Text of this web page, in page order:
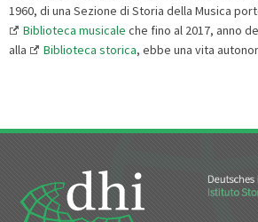
1960, di una Sezione di Storia della Musica
Biblioteca musicale che fino al 2017, anno
alla
Biblioteca storica, ebbe una vita